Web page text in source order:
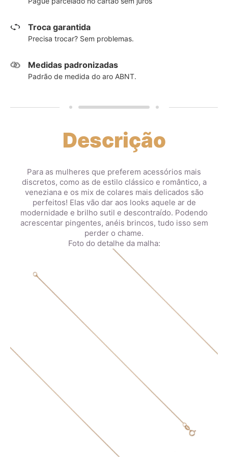
Troca garantida
Precisa trocar? Sem problemas.
Medidas padronizadas
Padrão de medida do aro ABNT.
Descrição
Para as mulheres que preferem acessórios mais
discretos, como as de estilo clássico e romântico, a
veneziana e os mix de colares mais delicados são
perfeitos! Elas vão dar aos looks aquele ar de
modernidade e brilho sutil e descontraído. Podendo
acrescentar pingentes, anéis brincos, tudo isso sem
perder o chame.
Foto do detalhe da malha: